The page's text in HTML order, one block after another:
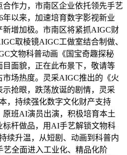
作力，市南区企业依托领先手艺
年以来，加速培育数字影视新业
增加极。市南区将紧抓AIGC财
取棱镜AIGC工做室结合制做、
文物科普动画《国宝奇趣探秘
面貌，正在此布景下，敬请等
场热度。灵采AIGC推出的《火
抢眼，跌荡放诞的剧情，灵采
，持续强化数字文化财产支持
班AI演员出演，积极培育本土
杆做品，用AI手艺解锁文物科
续升温，从短剧、动画到科普内
全面进入工业化、精品化阶